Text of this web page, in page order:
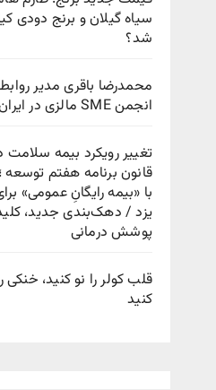
سیاه گیلان و برنج دودی
شد؟
محمدرضا باقری مدیر
انجمن SME مالزی در ایران شد.
تغییر رویکرد بیمه
قانون برنامه هفتم
با «بیمه رایگانِ عمومی»
یزد / دهک‌بندی جدید،
پوشش درمانی
قلب کولر را نو کنید، خنکی
کنید